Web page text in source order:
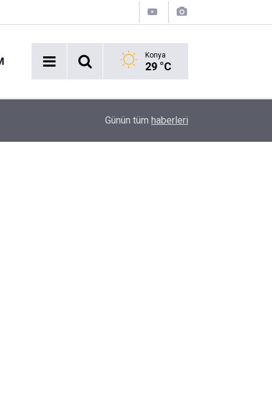
Konya
29 °C
Afyonkarahisar’da avukat dehşeti!
Günün tüm haberleri